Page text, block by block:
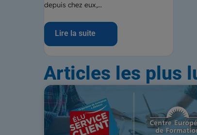
depuis chez eux,...
Lire la suite
Articles les plus